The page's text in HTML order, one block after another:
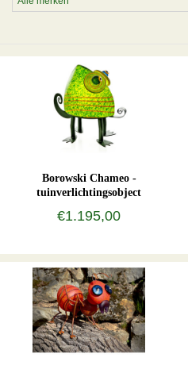
Borowski Chameo -
tuinverlichtingsobject
€1.195,00